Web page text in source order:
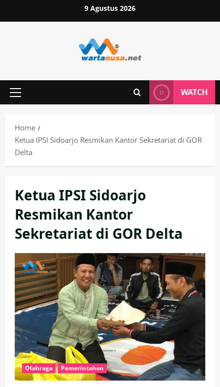
to
9 Agustus 2026
Primary
WATCH
Home
Ketua IPSI Sidoarjo Resmikan Kantor Sekretariat di GOR
Delta
Ketua IPSI Sidoarjo
Resmikan Kantor
Sekretariat di GOR Delta
Olahraga Pemerintahan